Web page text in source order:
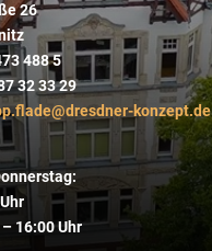
26
488 5
32 33 29
konzept.de
16:00 Uhr